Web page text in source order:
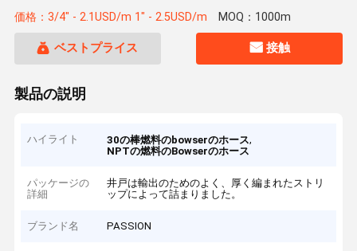
価格：3/4" - 2.1USD/m 1" - 2.5USD/m MOQ：1000m
ベストプライス 接触
製品の説明
ハイライト 30の棒燃料のbowserのホース,
NPTの燃料のBowserのホース
パッケージの
詳細
井戸は輸出のためのよく、厚く編まれたストリ
ップによって詰まりました。
ブランド名 PASSION